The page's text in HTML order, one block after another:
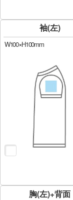
袖(左)
W100×H100mm
胸(左)+背面